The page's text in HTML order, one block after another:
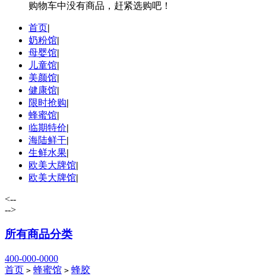
购物车中没有商品，赶紧选购吧！
首页|
奶粉馆|
母婴馆|
儿童馆|
美颜馆|
健康馆|
限时抢购|
蜂蜜馆|
临期特价|
海陆鲜干|
生鲜水果|
欧美大牌馆|
欧美大牌馆|
<--
-->
所有商品分类
400-000-0000
首页 > 蜂蜜馆 > 蜂胶